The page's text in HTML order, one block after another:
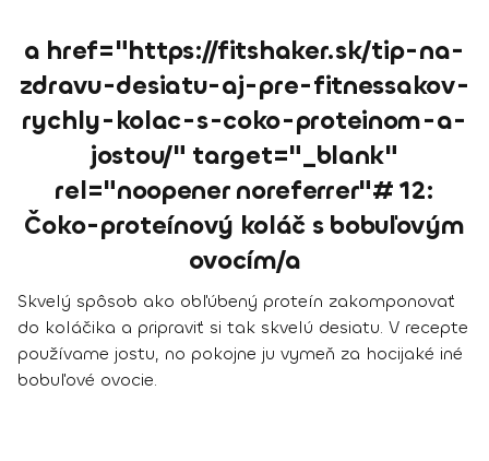
a href="https://fitshaker.sk/tip-na-
zdravu-desiatu-aj-pre-fitnessakov-
rychly-kolac-s-coko-proteinom-a-
jostou/" target="_blank"
rel="noopener noreferrer"# 12:
Čoko-proteínový koláč s bobuľovým
ovocím/a
Skvelý spôsob ako obľúbený proteín zakomponovať
do koláčika a pripraviť si tak skvelú desiatu. V recepte
používame jostu, no pokojne ju vymeň za hocijaké iné
bobuľové ovocie.